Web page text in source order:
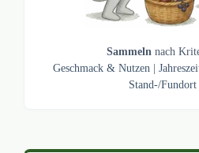
Sammelnnach
Geschmack & Nutzen|
Stand-/Fundort